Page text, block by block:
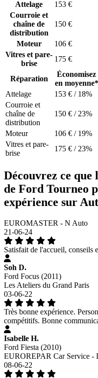
Attelage 153 €
Courroie et
chaîne de
distribution
150 €
Moteur 106 €
Vitres et pare-
brise
175 €
Réparation
Économisez
en moyenne*
Attelage
153 € / 18%
Courroie et
chaîne de
distribution
150 € / 23%
Moteur 106 € / 19%
Vitres et pare-
brise
175 € / 23%
Découvrez ce
de Ford Tourneo
expérience sur
EUROMASTER - N Auto
21-06-24
Satisfait de l'accueil, conseils
Soh D.
Ford Focus (2011)
Les Ateliers du Grand Paris
03-06-22
Très bonne expérience.
compétitifs. Bonne
Isabelle H.
Ford Fiesta (2010)
EUROREPAR Car Service
08-06-22